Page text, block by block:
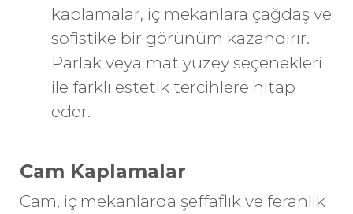
kaplamalar, iç mekanlara çağdaş ve
sofistike bir görünüm kazandırır.
Parlak veya mat yüzey seçenekleri
ile farklı estetik tercihlere hitap
eder.
Cam Kaplamalar
Cam, iç mekanlarda şeffaflık ve ferahlık